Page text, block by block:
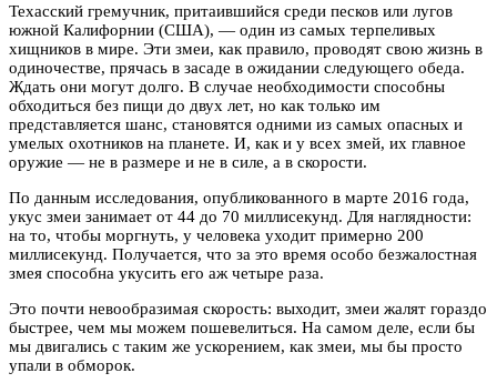
Техасский гремучник, притаившийся среди песков или лугов
южной Калифорнии (США), — один из самых терпеливых
хищников в мире. Эти змеи, как правило, проводят свою жизнь в
одиночестве, прячась в засаде в ожидании следующего обеда.
Ждать они могут долго. В случае необходимости способны
обходиться без пищи до двух лет, но как только им
представляется шанс, становятся одними из самых опасных и
умелых охотников на планете. И, как и у всех змей, их главное
оружие — не в размере и не в силе, а в скорости.
По данным исследования, опубликованного в марте 2016 года,
укус змеи занимает от 44 до 70 миллисекунд. Для наглядности:
на то, чтобы моргнуть, у человека уходит примерно 200
миллисекунд. Получается, что за это время особо безжалостная
змея способна укусить его аж четыре раза.
Это почти невообразимая скорость: выходит, змеи жалят гораздо
быстрее, чем мы можем пошевелиться. На самом деле, если бы
мы двигались с таким же ускорением, как змеи, мы бы просто
упали в обморок.